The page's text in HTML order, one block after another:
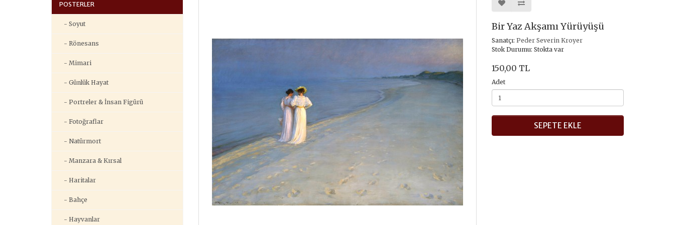
POSTERLER
- Soyut
- Rönesans
- Mimari
- Günlük Hayat
- Portreler & İnsan Figürü
- Fotoğraflar
- Natürmort
- Manzara & Kırsal
- Haritalar
- Bahçe
- Hayvanlar
Bir Yaz Akşamı Yürüyüşü
Sanatçı:Peder Severin Kroyer
Stok Durumu: Stokta var
150,00 TL
Adet
SEPETE EKLE